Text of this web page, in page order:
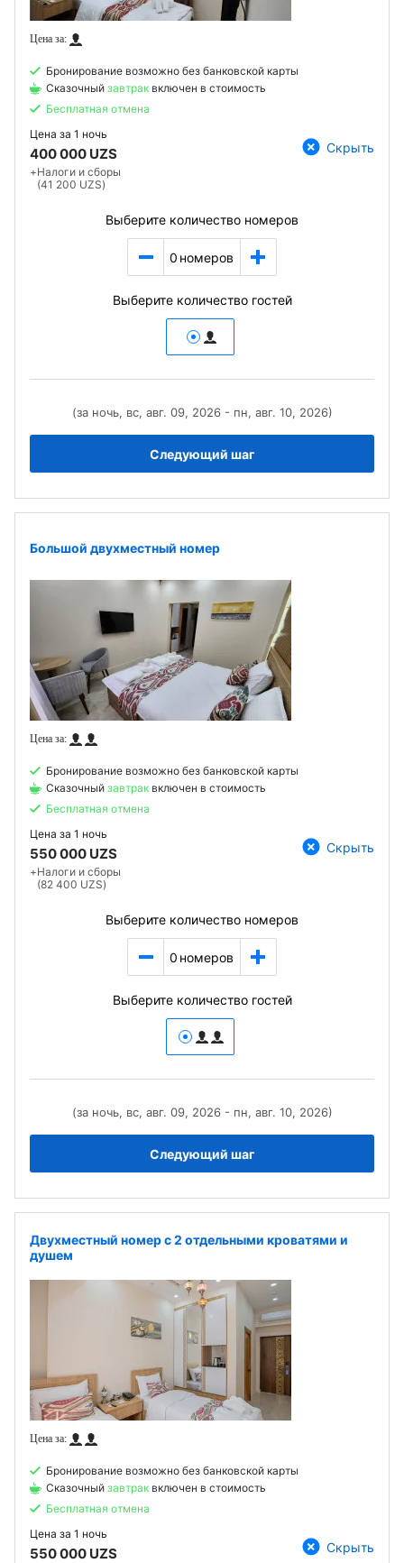
Бронирование возможно без банковской карты
Сказочный завтрак включен в стоимость
Бесплатная отмена
Цена за 1 ночь
400 000 UZS
+Налоги и сборы
(41 200 UZS)
Скрыть
Выберите количество номеров
0 номеров
Выберите количество гостей
(за ночь, вс, авг. 09, 2026 - пн, авг. 10, 2026)
Следующий шаг
Большой двухместный номер
Бронирование возможно без банковской карты
Сказочный завтрак включен в стоимость
Бесплатная отмена
Цена за 1 ночь
550 000 UZS
+Налоги и сборы
(82 400 UZS)
Скрыть
Выберите количество номеров
0 номеров
Выберите количество гостей
(за ночь, вс, авг. 09, 2026 - пн, авг. 10, 2026)
Следующий шаг
Двухместный номер с 2 отдельными кроватями и
душем
Бронирование возможно без банковской карты
Сказочный завтрак включен в стоимость
Бесплатная отмена
Цена за 1 ночь
550 000 UZS Скрыть